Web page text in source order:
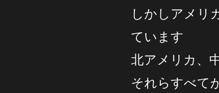
しかしアメリ
ています
北アメリカ、
それらすべて